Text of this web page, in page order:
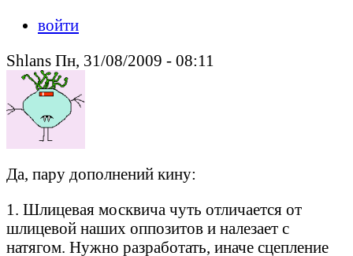
войти
Shlans Пн, 31/08/2009 - 08:11
Да, пару дополнений кину:
1. Шлицевая москвича чуть отличается от
шлицевой наших оппозитов и налезает с
натягом. Нужно разработать, иначе сцепление